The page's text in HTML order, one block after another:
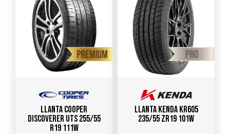
Llanta COOPER
DISCOVERER UTS 255/55
R19 111W
Llanta KENDA KR605
235/55 ZR19 101W